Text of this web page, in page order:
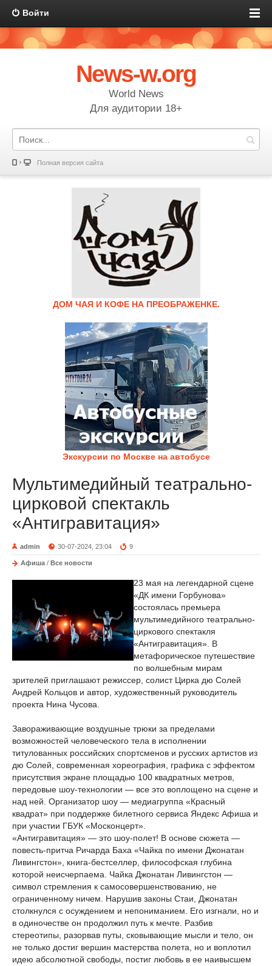
Войти
News-w.org
World News
Для аудитории 18+
Полная версия сайта
ДОМ ЧАЯ И КОФЕ НА ПРЕОБРАЖЕНКЕ.
Экскурсии по Москве на автобусе
Мультимедийный театрально-
цирковой спектакль
«Антигравитация»
admin 30-07-2024, 23:04 9
Афиша / Все новости
23 мая на легендарной сцене
«ДК имени Горбунова»
состоялась премьера
мультимедийного театрально-
циркового спектакля
«Антигравитация». В
метафорическое путешествие
по волшебным мирам
зрителей приглашают режиссер, солист Цирка дю Солей
Андрей Кольцов и автор, художественный руководитель
проекта Нина Чусова.
Завораживающие воздушные трюки за пределами
возможностей человеческого тела в исполнении
титулованных российских спортсменов и русских артистов из
дю Солей, современная хореография, графика с эффектом
присутствия экране площадью 100 квадратных метров,
передовые шоу-технологии — все это воплощено на сцене и
над ней. Организатор шоу — медиагруппа «Красный
квадрат» при поддержке билетного сервиса Яндекс Афиша и
при участии ГБУК «Москонцерт».
«Антигравитация» — это шоу-полет! В основе сюжета —
повесть-притча Ричарда Баха «Чайка по имени Джонатан
Ливингстон», книга-бестселлер, философская глубина
которой неисчерпаема. Чайка Джонатан Ливингстон —
символ стремления к самосовершенствованию, не
ограниченному ничем. Нарушив законы Стаи, Джонатан
столкнулся с осуждением и непониманием. Его изгнали, но и
в одиночестве он продолжил путь к мечте. Разбив
стереотипы, разорвав путы, сковывающие мысли и тело, он
не только достиг вершин мастерства полета, но и воплотил
идею абсолютной свободы, постиг любовь в ее наивысшем